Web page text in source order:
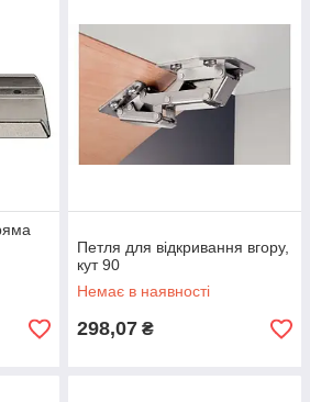
Петля для відкривання вгору,
кут 90
Немає в наявності
298,07 ₴